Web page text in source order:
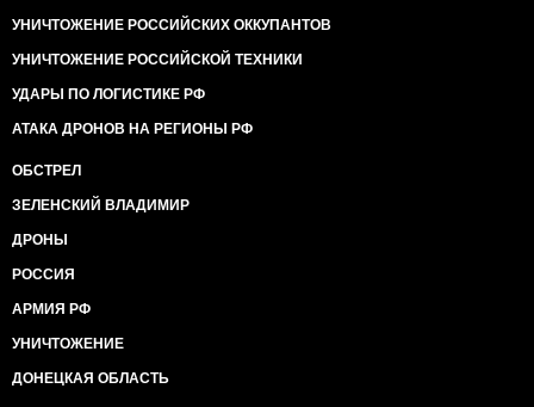
УНИЧТОЖЕНИЕ РОССИЙСКИХ ОККУПАНТОВ
УНИЧТОЖЕНИЕ РОССИЙСКОЙ ТЕХНИКИ
УДАРЫ ПО ЛОГИСТИКЕ РФ
АТАКА ДРОНОВ НА РЕГИОНЫ РФ
ОБСТРЕЛ
ЗЕЛЕНСКИЙ ВЛАДИМИР
ДРОНЫ
РОССИЯ
АРМИЯ РФ
УНИЧТОЖЕНИЕ
ДОНЕЦКАЯ ОБЛАСТЬ